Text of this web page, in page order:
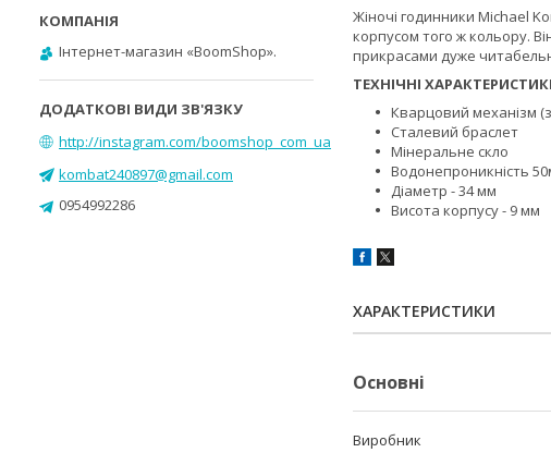
Жіночі годинники Michael
корпусом того ж кольору.
прикрасами дуже
ТЕХНІЧНІ
Кварцовий механізм
Сталевий браслет
Мінеральне скло
Водонепроникність
Діаметр - 34 мм
Висота корпусу - 9 мм
ХАРАКТЕРИСТИКИ
Основні
Виробник
Інтернет-магазин «BoomShop».
http://instagram.com/boomshop_com_ua
kombat240897@gmail.com
0954992286